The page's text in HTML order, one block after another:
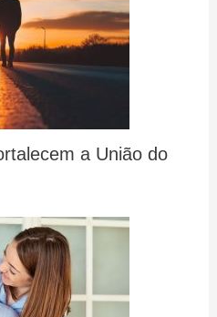
a União do